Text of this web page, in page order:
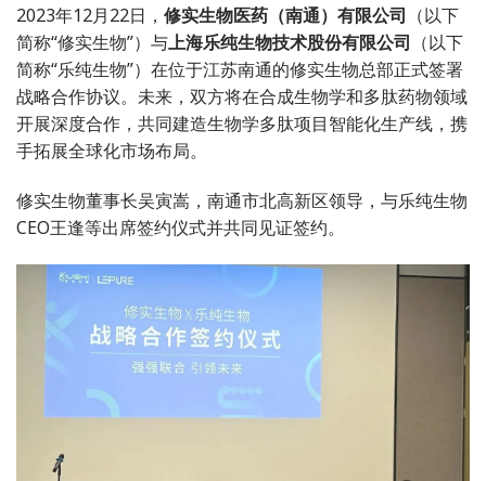
2023年12月22日， 修实生物医药（南通）有限公司 （以下
简称“修实生物”）与上海乐纯生物技术股份有限公司 （以下
简称“乐纯生物”）在位于江苏南通的修实生物总部正式签署
战略合作协议。未来，双方将在合成生物学和多肽药物领域
开展深度合作，共同建造生物学多肽项目智能化生产线，携
手拓展全球化市场布局。
修实生物董事长吴寅嵩，南通市北高新区领导，与乐纯生物
CEO王逢等出席签约仪式并共同见证签约。